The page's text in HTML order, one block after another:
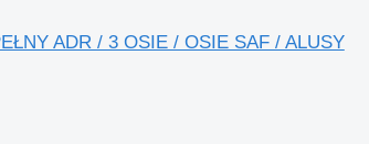
ADR / 3 OSIE / OSIE SAF / ALUSY